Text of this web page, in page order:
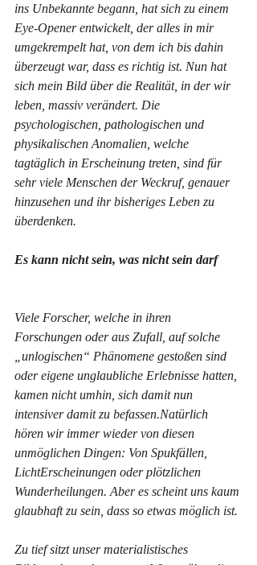
ins Unbekannte begann, hat sich zu einem
Eye-Opener entwickelt, der alles in mir
umgekrempelt hat, von dem ich bis dahin
überzeugt war, dass es richtig ist. Nun hat
sich mein Bild über die Realität, in der wir
leben, massiv verändert. Die
psychologischen, pathologischen und
physikalischen Anomalien, welche
tagtäglich in Erscheinung treten, sind für
sehr viele Menschen der Weckruf, genauer
hinzusehen und ihr bisheriges Leben zu
überdenken.
Es kann nicht sein, was nicht sein darf
Viele Forscher, welche in ihren
Forschungen oder aus Zufall, auf solche
„unlogischen“ Phänomene gestoßen sind
oder eigene unglaubliche Erlebnisse hatten,
kamen nicht umhin, sich damit nun
intensiver damit zu befassen.Natürlich
hören wir immer wieder von diesen
unmöglichen Dingen: Von Spukfällen,
LichtErscheinungen oder plötzlichen
Wunderheilungen. Aber es scheint uns kaum
glaubhaft zu sein, dass so etwas möglich ist.
Zu tief sitzt unser materialistisches